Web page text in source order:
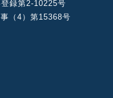
録第2-10225号
（4）第15368号